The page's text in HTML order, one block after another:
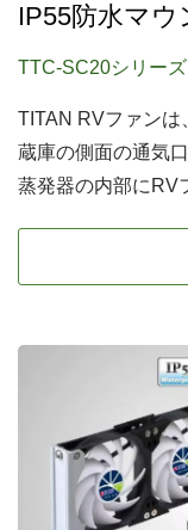
IP55防水マウ
TTC-SC20シリーズ
TITAN RVファン
蔵庫の側面の通気
蒸発器の内部にRV
RV冷蔵庫の性能を
な空気を取り込む